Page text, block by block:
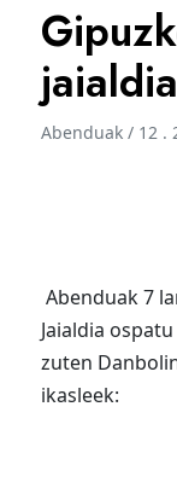
jaialdia
Abenduak / 12 .
Abenduak 7
Jaialdia
zuten
ikasleek: